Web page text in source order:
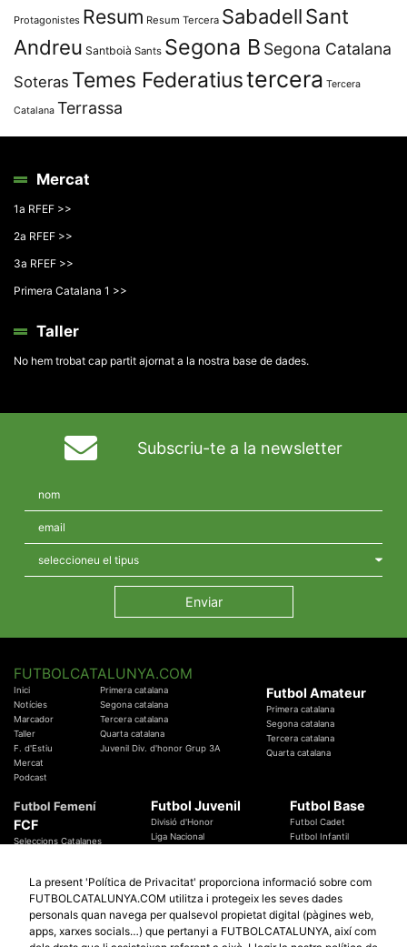
Protagonistes Resum Resum Tercera SabadellSant
Andreu Santboià Sants Segona B Segona Catalana
Soteras Temes Federatiustercera Tercera
Catalana Terrassa
Mercat
1a RFEF >>
2a RFEF >>
3a RFEF >>
Primera Catalana 1 >>
Taller
No hem trobat cap partit ajornat a la nostra base de dades.
Subscriu-te a la newsletter
FUTBOLCATALUNYA.COM
Inici
Notícies
Marcador
Taller
F. d'Estiu
Mercat
Podcast
Primera catalana
Segona catalana
Tercera catalana
Quarta catalana
Juvenil Div. d'honor Grup 3A
Futbol Amateur
Primera catalana
Segona catalana
Tercera catalana
Quarta catalana
Futbol Femení
FCF
Seleccions Catalanes
Temes Federatius
Futbol Juvenil
Divisió d'Honor
Liga Nacional
Futbol Base
Futbol Cadet
Futbol Infantil
Futbol Catalunya
Promocions
Sortejos
Especials
Copa Catalunya Absoluta 2019
Copa del Rei 2019 - 2020
La present 'Política de Privacitat' proporciona informació sobre com
FUTBOLCATALUNYA.COM utilitza i protegeix les seves dades
personals quan navega per qualsevol propietat digital (pàgines web,
apps, xarxes socials…) que pertanyi a FUTBOLCATALUNYA, així com